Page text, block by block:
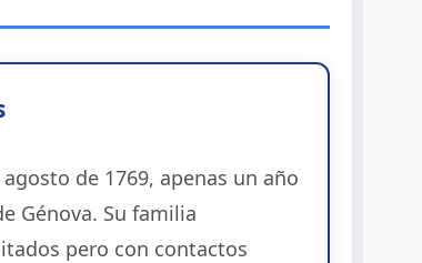
de 1769, apenas un año
Génova. Su familia
pero con contactos